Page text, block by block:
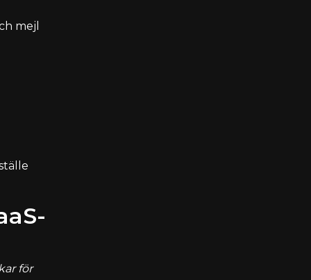
mejl
för